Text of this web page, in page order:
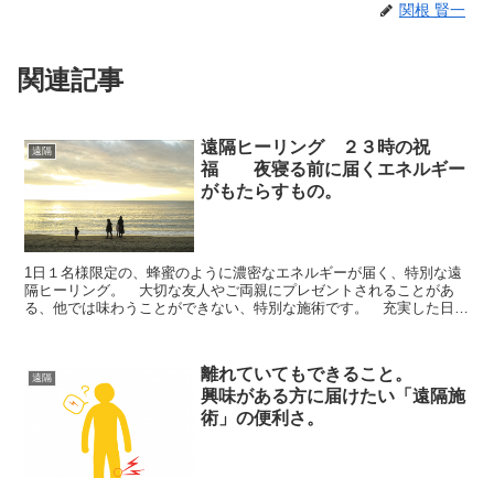
関根 賢一
関連記事
遠隔
遠隔ヒーリング ２３時の祝
福 夜寝る前に届くエネルギー
がもたらすもの。
1日１名様限定の、蜂蜜のように濃密なエネルギーが届く、特別な遠
隔ヒーリング。 大切な友人やご両親にプレゼントされることがあ
る、他では味わうことができない、特別な施術です。 充実した日々
遠隔
離れていてもできること。
興味がある方に届けたい「遠隔施
術」の便利さ。